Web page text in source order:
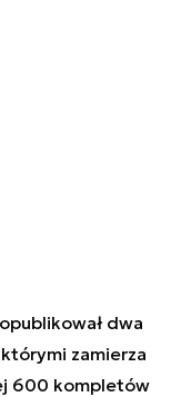
dwa
zamierza
600 kompletów